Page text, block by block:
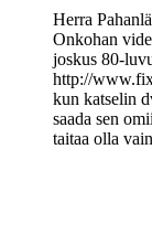
Herra
Onkohan
joskus 80-
http://
kun katselin
saada sen
taitaa olla